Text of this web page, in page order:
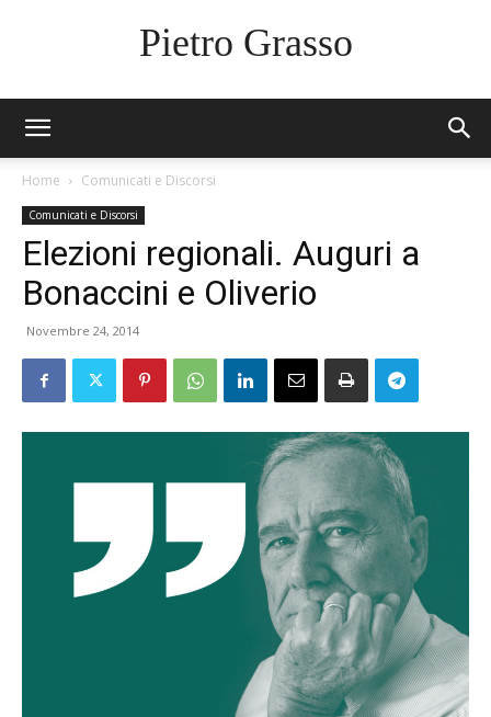
Pietro Grasso
Home Comunicati e Discorsi
Comunicati e Discorsi
Elezioni regionali. Auguri a
Bonaccini e Oliverio
Novembre 24, 2014